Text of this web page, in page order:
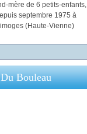
mère de 6 petits-enfants,
septembre 1975 à
(Haute-Vienne)
Bouleau